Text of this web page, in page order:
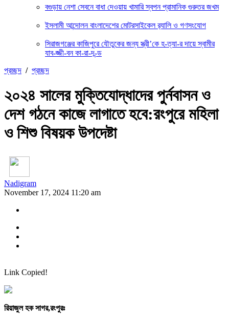
বগুড়ায় নেশা সেবনে বাধা দেওয়ায় খামারি স্বপন প্রামানিক গুরুতর জখম
ইসলামী আন্দোলন বাংলাদেশের মোটরসাইকেল র‍্যালি ও গণসংযোগ
সিরাজগঞ্জের কাজিপুরে যৌতুকের জন্য স্ত্রী’কে হ-ত্যা-র দায়ে স্বামীর
যাব-জ্জী-বন কা-রা-দ-ন্ড
প্রচ্ছদ / প্রচ্ছদ
২০২৪ সালের মুক্তিযোদ্ধাদের পুর্নবাসন ও
দেশ গঠনে কাজে লাগাতে হবে:রংপুরে মহিলা
ও শিশু বিষয়ক উপদেষ্টা
Nadigram
November 17, 2024 11:20 am
Link Copied!
রিয়াজুল হক সাগর,রংপুরঃ